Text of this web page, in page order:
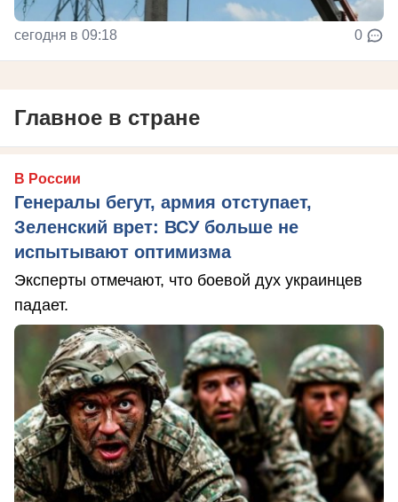
сегодня в 09:18 0
Главное в стране
В России
Генералы бегут, армия отступает,
Зеленский врет: ВСУ больше не
испытывают оптимизма
Эксперты отмечают, что боевой дух украинцев
падает.